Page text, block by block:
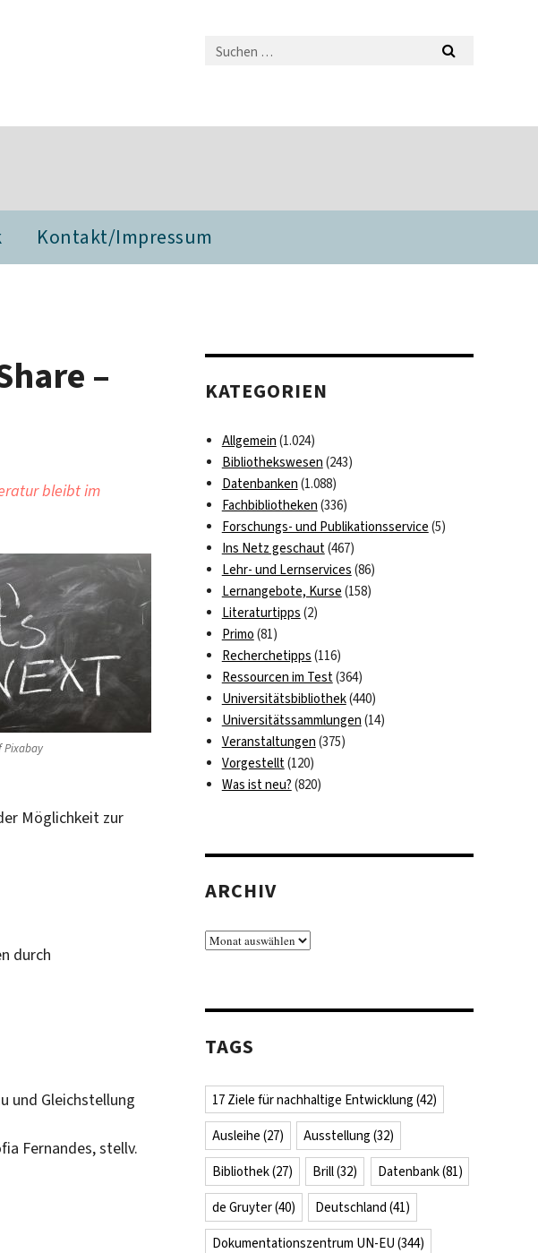
Kontakt/Impressum
–
bleibt im
Pixabay
Möglichkeit zur
durch
und Gleichstellung
Fernandes, stellv.
KATEGORIEN
Allgemein (1.024)
Bibliothekswesen (243)
Datenbanken (1.088)
Fachbibliotheken (336)
Forschungs- und Publikationsservice (5)
Ins Netz geschaut(467)
Lehr- und Lernservices (86)
Lernangebote, Kurse (158)
Literaturtipps (2)
Primo (81)
Recherchetipps (116)
Ressourcen im Test(364)
Universitätsbibliothek(440)
Universitätssammlungen (14)
Veranstaltungen (375)
Vorgestellt(120)
Was ist neu? (820)
ARCHIV
Archiv
TAGS
17 Ziele für nachhaltige Entwicklung (42)
Ausleihe (27) Ausstellung (32)
Bibliothek(27) Brill(32) Datenbank(81)
de Gruyter(40) Deutschland (41)
Dokumentationszentrum UN-EU (344)